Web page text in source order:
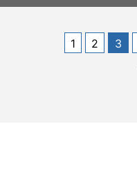
1 2 3